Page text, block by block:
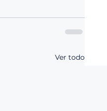
Ver todo